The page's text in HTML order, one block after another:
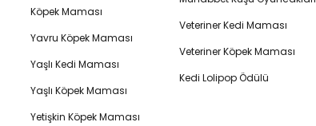
Köpek Maması
Yavru Köpek Maması
Yaşlı Kedi Maması
Yaşlı Köpek Maması
Yetişkin Köpek Maması
Veteriner Kedi Maması
Veteriner Köpek Maması
Kedi Lolipop Ödülü